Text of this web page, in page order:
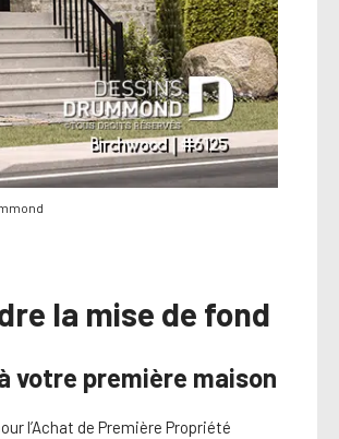
la mise de fond
votre première maison
l’Achat de Première Propriété